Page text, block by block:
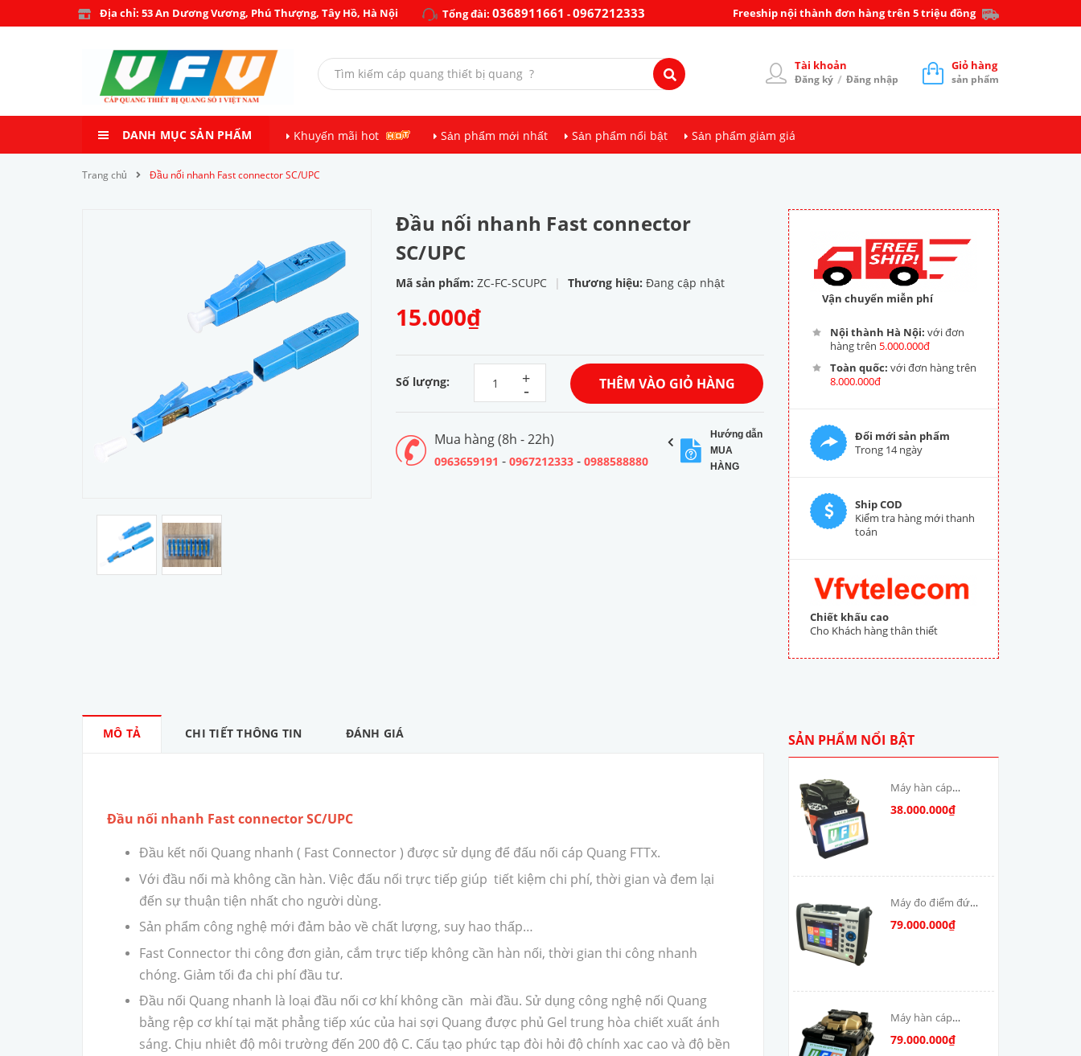
Địa chỉ: 53 An Dương Vương, Phú Thượng, Tây Hồ, Hà Nội Tổng đài: 0368911661 -0967212333 Freeship nội thành đơn hàng trên 5 triệu đồng
Tài khoản
Đăng ký / Đăng nhập
Giỏ hàng
sản phẩm
DANH MỤC SẢN PHẨM Khuyến mãi hot Sản phẩm mới nhất Sản phẩm nổi bật Sản phẩm giảm giá
Trang chủ Đầu nối nhanh Fast connector SC/UPC
Đầu nối nhanh Fast connector
SC/UPC
Mã sản phẩm: ZC-FC-SCUPC | Thương hiệu: Đang cập nhật
15.000₫
Số lượng: -
+ THÊM VÀO GIỎ HÀNG
Mua hàng (8h - 22h)
0963659191 - 0967212333 - 0988588880
Hướng dẫn
MUA
HÀNG
Vận chuyển miễn phí
Nội thành Hà Nội: với đơn
hàng trên 5.000.000đ
Toàn quốc: với đơn hàng trên
8.000.000đ
Đổi mới sản phẩm
Trong 14 ngày
Ship COD
Kiểm tra hàng mới thanh
toán
Chiết khấu cao
Cho Khách hàng thân thiết
MÔ TẢ CHI TIẾT THÔNG TIN ĐÁNH GIÁ
Đầu nối nhanh Fast connector SC/UPC
Đầu kết nối Quang nhanh ( Fast Connector ) được sử dụng để đấu nối cáp Quang FTTx.
Với đầu nối mà không cần hàn. Việc đấu nối trực tiếp giúp tiết kiệm chi phí, thời gian và đem lại
đến sự thuận tiện nhất cho người dùng.
Sản phẩm công nghệ mới đảm bảo về chất lượng, suy hao thấp…
Fast Connector thi công đơn giản, cắm trực tiếp không cần hàn nối, thời gian thi công nhanh
chóng. Giảm tối đa chi phí đầu tư.
Đầu nối Quang nhanh là loại đầu nối cơ khí không cần mài đầu. Sử dụng công nghệ nối Quang
bằng rệp cơ khí tại mặt phẳng tiếp xúc của hai sợi Quang được phủ Gel trung hòa chiết xuất ánh
sáng. Chịu nhiêt độ môi trường đến 200 độ C. Cấu tạo phức tạp đòi hỏi độ chính xac cao và độ bền
SẢN PHẨM NỔI BẬT
Máy hàn cáp
quang T-V6S-MAX
38.000.000₫
Máy đo điểm đứt
cáp quang: DSX-
79.000.000₫
Máy hàn cáp
quang Skycom
79.000.000₫